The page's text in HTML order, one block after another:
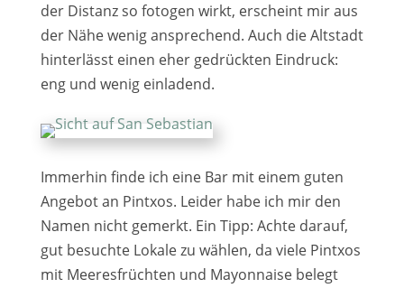
der Distanz so foto­gen wirkt, erscheint mir aus
der Nähe wenig anspre­chend. Auch die Altstadt
hin­ter­lässt einen eher gedrück­ten Eindruck:
eng und wenig ein­la­dend.
Immerhin fin­de ich eine Bar mit einem guten
Angebot an Pintxos. Leider habe ich mir den
Namen nicht gemerkt. Ein Tipp: Achte dar­auf,
gut besuch­te Lokale zu wäh­len, da vie­le Pintxos
mit Meeresfrüchten und Mayonnaise belegt